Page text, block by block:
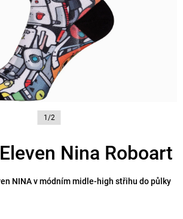
1/2
Nina Roboart
NINA v módním midle-high střihu do půlky